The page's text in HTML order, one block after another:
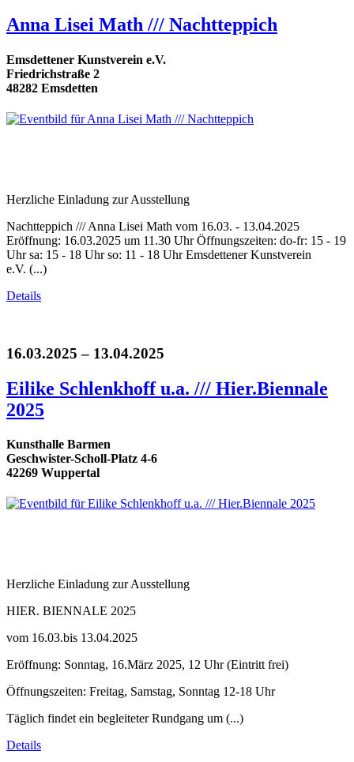
Anna Lisei Math /// Nachtteppich
Emsdettener Kunstverein e.V.
Friedrichstraße 2
48282 Emsdetten
Herzliche Einladung zur Ausstellung
Nachtteppich /// Anna Lisei Math vom 16.03. - 13.04.2025
Eröffnung: 16.03.2025 um 11.30 Uhr Öffnungszeiten: do-fr: 15 - 19
Uhr sa: 15 - 18 Uhr so: 11 - 18 Uhr Emsdettener Kunstverein
e.V. (...)
Details
16.03.2025 – 13.04.2025
Eilike Schlenkhoff u.a. /// Hier.Biennale
2025
Kunsthalle Barmen
Geschwister-Scholl-Platz 4-6
42269 Wuppertal
Herzliche Einladung zur Ausstellung
HIER. BIENNALE 2025
vom 16.03.bis 13.04.2025
Eröffnung: Sonntag, 16.März 2025, 12 Uhr (Eintritt frei)
Öffnungszeiten: Freitag, Samstag, Sonntag 12-18 Uhr
Täglich findet ein begleiteter Rundgang um (...)
Details